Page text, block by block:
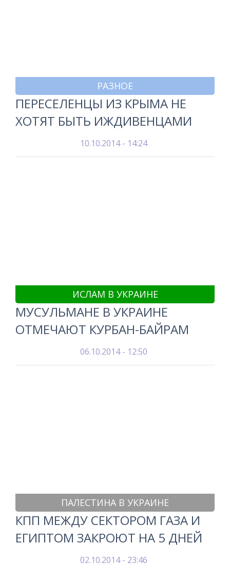
РАЗНОЕ
ПЕРЕСЕЛЕНЦЫ ИЗ КРЫМА НЕ
ХОТЯТ БЫТЬ ИЖДИВЕНЦАМИ
10.10.2014 - 14:24
ИСЛАМ В УКРАИНЕ
МУСУЛЬМАНЕ В УКРАИНЕ
ОТМЕЧАЮТ КУРБАН-БАЙРАМ
06.10.2014 - 12:50
ПАЛЕСТИНА В УКРАИНЕ
КПП МЕЖДУ СЕКТОРОМ ГАЗА И
ЕГИПТОМ ЗАКРОЮТ НА 5 ДНЕЙ
02.10.2014 - 23:46